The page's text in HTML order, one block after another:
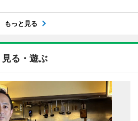
もっと見る
見る・遊ぶ